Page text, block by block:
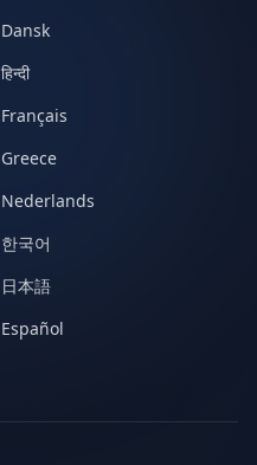
Dansk
हिन्दी
Français
Greece
Nederlands
한국어
日本語
Español